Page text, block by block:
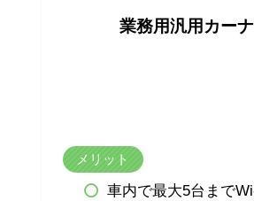
業務用汎用カー
メリット
車内で最大5台まで